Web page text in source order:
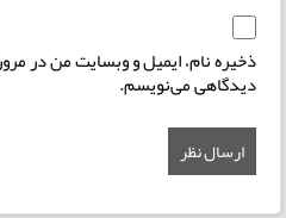
ذخیره نام، ایمیل و وبسایت من در
دیدگاهی می‌نویسم.